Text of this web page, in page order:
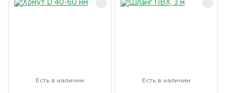
Есть в наличии Есть в наличии